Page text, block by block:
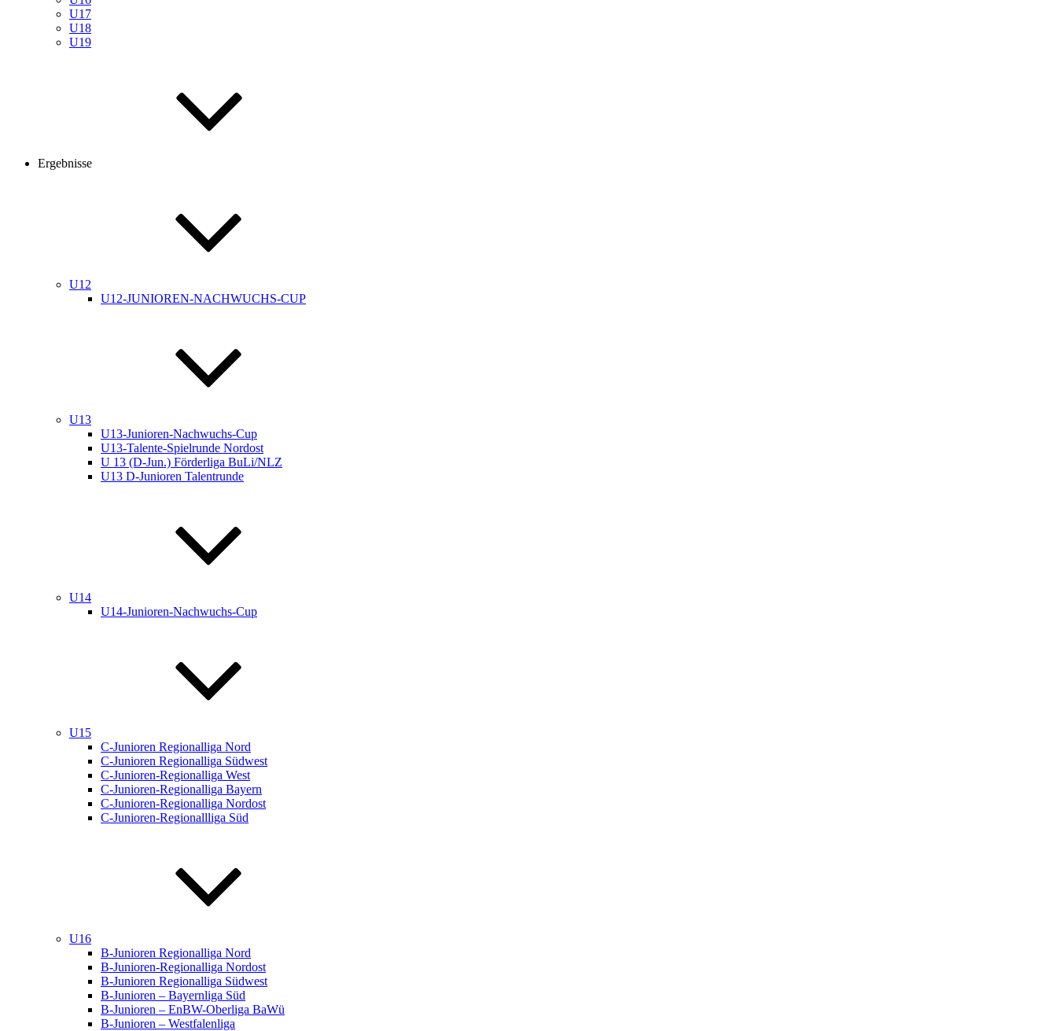
U17
U18
U19
Ergebnisse
U12
U12-JUNIOREN-NACHWUCHS-CUP
U13
U13-Junioren-Nachwuchs-Cup
U13-Talente-Spielrunde Nordost
U 13 (D-Jun.) Förderliga BuLi/NLZ
U13 D-Junioren Talentrunde
U14
U14-Junioren-Nachwuchs-Cup
U15
C-Junioren Regionalliga Nord
C-Junioren Regionalliga Südwest
C-Junioren-Regionalliga West
C-Junioren-Regionalliga Bayern
C-Junioren-Regionalliga Nordost
C-Junioren-Regionallliga Süd
U16
B-Junioren Regionalliga Nord
B-Junioren-Regionalliga Nordost
B-Junioren Regionalliga Südwest
B-Junioren – Bayernliga Süd
B-Junioren – EnBW-Oberliga BaWü
B-Junioren – Westfalenliga